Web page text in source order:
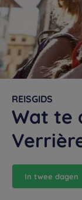
REISGIDS
Wat te
In twee dagen